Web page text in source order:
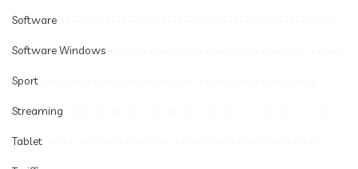
Software
Software Windows
Sport
Streaming
Tablet